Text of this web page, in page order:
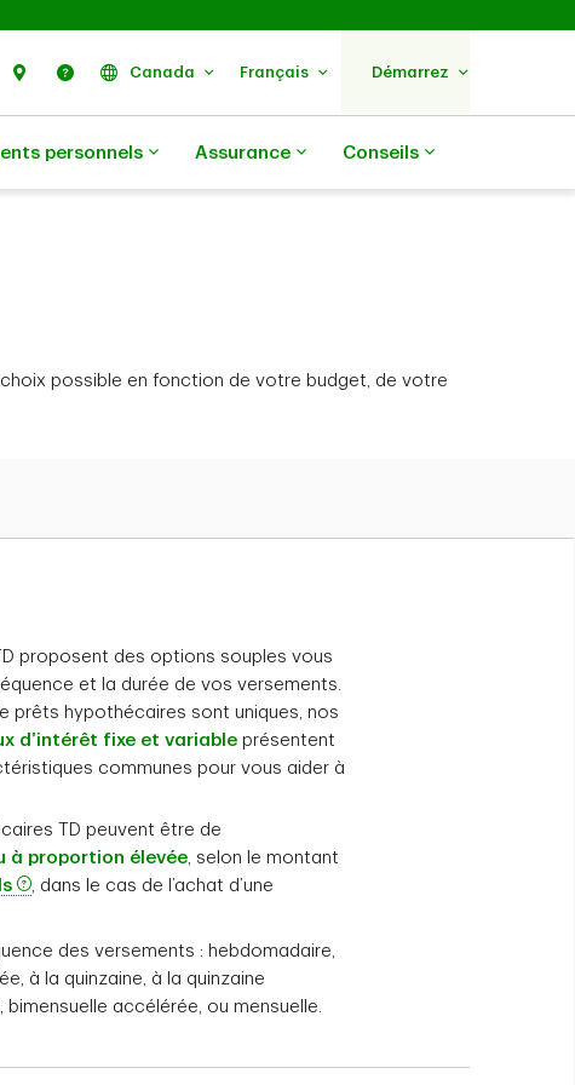
RechercherNous trouver
Aide Canada Français Démarrez
personnels Assurance Conseils
possible en fonction de votre budget, de votre
proposent des options souples vous
et la durée de vos versements.
prêts hypothécaires sont uniques, nos
d’intérêt fixe et variableprésentent
communes pour vous aider à
TD peuvent être de
à proportion élevée, selon le montant
, dans le cas de l’achat d’une
des versements : hebdomadaire,
à la quinzaine, à la quinzaine
bimensuelle accélérée, ou mensuelle.